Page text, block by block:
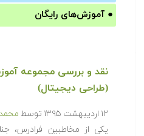
● آموزش‌های رایگان
نقد و بررسی مجموعه
(طراحی دیجیتال)
۱۲ اردیبهشت ۱۳۹۵ توسط
یکی از مخاطبین فرادرس،